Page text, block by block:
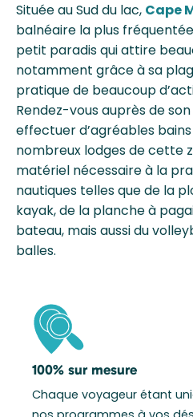
Située au Sud du lac, Cape
balnéaire la plus fréquentée
petit paradis qui attire
notamment grâce à sa
pratique de beaucoup
Rendez-vous auprès de
effectuer d’agréables bains
nombreux lodges de cette
matériel nécessaire à la
nautiques telles que de la
kayak, de la planche à
bateau, mais aussi du
balles.
100% sur mesure
Chaque voyageur étant